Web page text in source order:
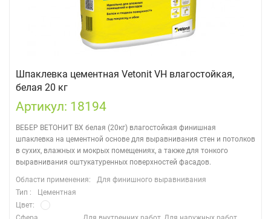
Шпаклевка цементная Vetonit VH влагостойкая,
белая 20 кг
Артикул: 18194
ВЕБЕР ВЕТОНИТ ВХ белая (20кг) влагостойкая финишная
шпаклевка на цементной основе для выравнивания стен и потолков
в сухих, влажных и мокрых помещениях, а также для тонкого
выравнивания оштукатуренных поверхностей фасадов.
Области применения:
Для финишного выравнивания
Тип :
Цементная
Цвет: